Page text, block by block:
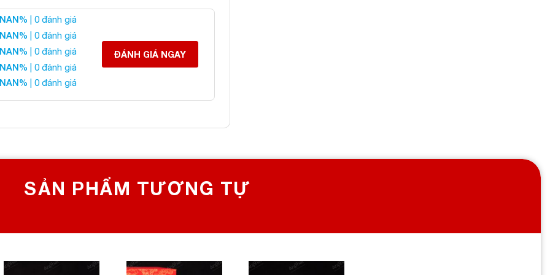
Hưu Onyx Xanh
liên hệ:
SỐ 1 VỀ ĐÁ PHONG THỦY
NAN% | 0 đánh giá
NAN% | 0 đánh giá
NAN% | 0 đánh giá
NAN% | 0 đánh giá
NAN% | 0 đánh giá
ĐÁNH GIÁ NGAY
SẢN PHẨM TƯƠNG TỰ